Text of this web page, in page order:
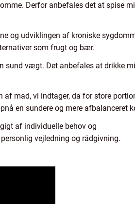
Derfor anbefales det at spise
og udviklingen af kroniske
som frugt og bær.
sund vægt. Det anbefales at drikke
mad, vi indtager, da for store
en sundere og mere afbalanceret
af individuelle behov og
vejledning og rådgivning.